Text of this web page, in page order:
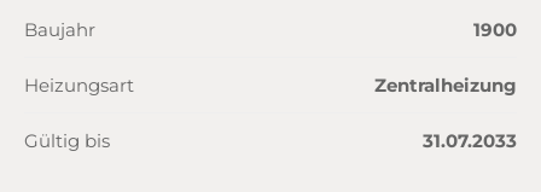
Baujahr 1900
Heizungsart Zentralheizung
Gültig bis 31.07.2033